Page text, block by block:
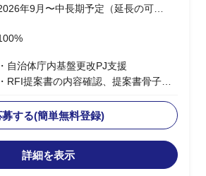
年9月〜中長期予定（延長の可能
・自治体庁内基盤更改PJ支援
・RFI提案書の内容確認、提案書骨子検
提案書の執筆・編集・確認、取りまと
を実施
メーカー・ベンダーへの仕様確認、見
積り依頼・確認、取りまとめ、SE積算を
募する(簡単無料登録)
詳細を表示